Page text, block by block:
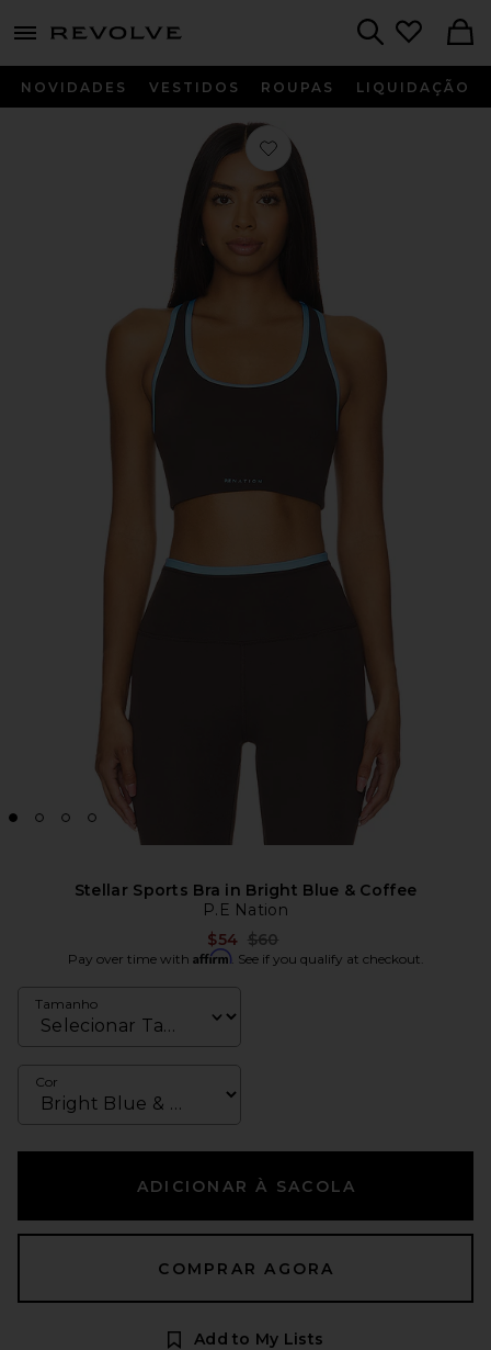
menu - shows more content
NOVIDADES VESTIDOS ROUPAS LIQUIDAÇÃO
Favorito Stellar Sports Bra in Bright
Stellar Sports Bra in Bright Blue & Coffee
P.E Nation
$54 Previous price:
$60
Pay over time with Affirm. See if you qualify at checkout.
Tamanho
Cor
ADICIONAR À SACOLA
COMPRAR AGORA
Add to My Lists